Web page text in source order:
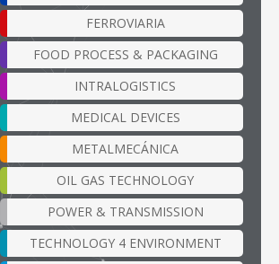
FERROVIARIA
FOOD PROCESS & PACKAGING
INTRALOGISTICS
MEDICAL DEVICES
METALMECÁNICA
OIL GAS TECHNOLOGY
POWER & TRANSMISSION
TECHNOLOGY 4 ENVIRONMENT